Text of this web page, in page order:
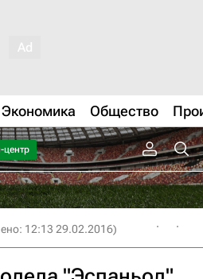
Экономика Общество
центр
12:13 29.02.2016)